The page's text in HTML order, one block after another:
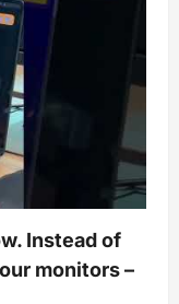
Instead of
monitors –